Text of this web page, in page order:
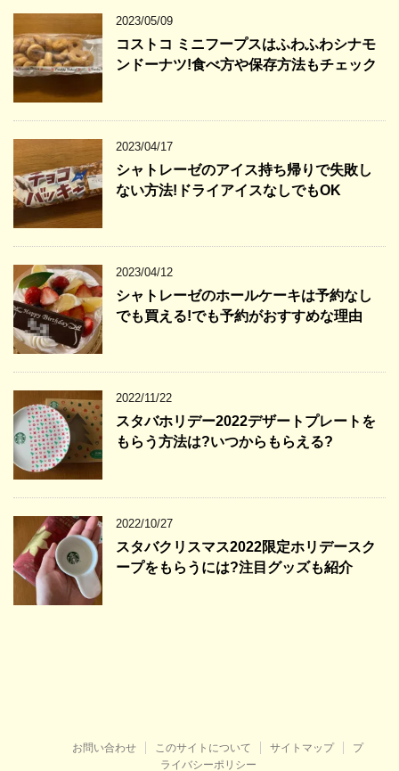
2023/05/09
コストコ ミニフープスはふわふわシナモ
ンドーナツ!食べ方や保存方法もチェック
2023/04/17
シャトレーゼのアイス持ち帰りで失敗し
ない方法!ドライアイスなしでもOK
2023/04/12
シャトレーゼのホールケーキは予約なし
でも買える!でも予約がおすすめな理由
2022/11/22
スタバホリデー2022デザートプレートを
もらう方法は?いつからもらえる?
2022/10/27
スタバクリスマス2022限定ホリデースク
ープをもらうには?注目グッズも紹介
お問い合わせ このサイトについて サイトマップ
プ
ライバシーポリシー